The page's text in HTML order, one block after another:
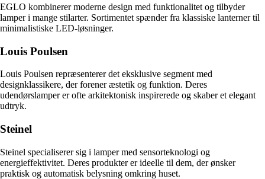
EGLO kombinerer moderne design med funktionalitet og tilbyder
lamper i mange stilarter. Sortimentet spænder fra klassiske lanterner til
minimalistiske LED-løsninger.
Louis Poulsen
Louis Poulsen repræsenterer det eksklusive segment med
designklassikere, der forener æstetik og funktion. Deres
udendørslamper er ofte arkitektonisk inspirerede og skaber et elegant
udtryk.
Steinel
Steinel specialiserer sig i lamper med sensorteknologi og
energieffektivitet. Deres produkter er ideelle til dem, der ønsker
praktisk og automatisk belysning omkring huset.